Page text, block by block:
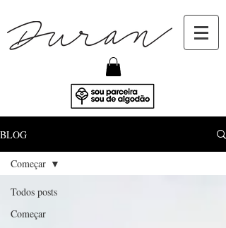
BLOG
Todos posts
Começar
Começar